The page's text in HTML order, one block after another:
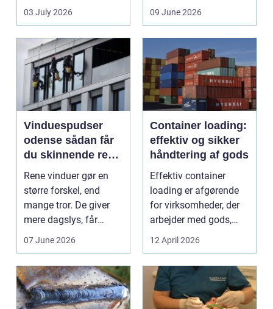
hvor vigtig ...
03 July 2026
ikke uden grund. Når
09 June 2026
Vinduespudser
odense sådan får
du skinnende rene
ruder året rundt
Rene vinduer gør en
større forskel, end
mange tror. De giver
mere dagslys, får
boligen eller virksom...
07 June 2026
Container loading:
effektiv og sikker
håndtering af gods
Effektiv container
loading er afgørende
for virksomheder, der
arbejder med gods,
skrot eller ...
12 April 2026